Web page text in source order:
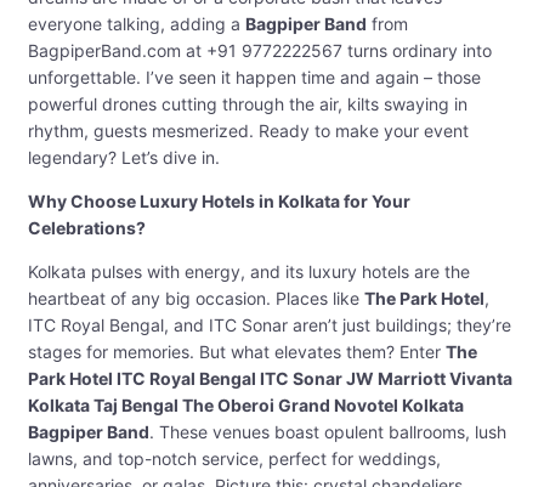
everyone talking, adding a Bagpiper Band from
BagpiperBand.com at +91 9772222567 turns ordinary into
unforgettable. I’ve seen it happen time and again – those
powerful drones cutting through the air, kilts swaying in
rhythm, guests mesmerized. Ready to make your event
legendary? Let’s dive in.
Why Choose Luxury Hotels in Kolkata for Your
Celebrations?
Kolkata pulses with energy, and its luxury hotels are the
heartbeat of any big occasion. Places like The Park Hotel,
ITC Royal Bengal, and ITC Sonar aren’t just buildings; they’re
stages for memories. But what elevates them? Enter The
Park Hotel ITC Royal Bengal ITC Sonar JW Marriott Vivanta
Kolkata Taj Bengal The Oberoi Grand Novotel Kolkata
Bagpiper Band. These venues boast opulent ballrooms, lush
lawns, and top-notch service, perfect for weddings,